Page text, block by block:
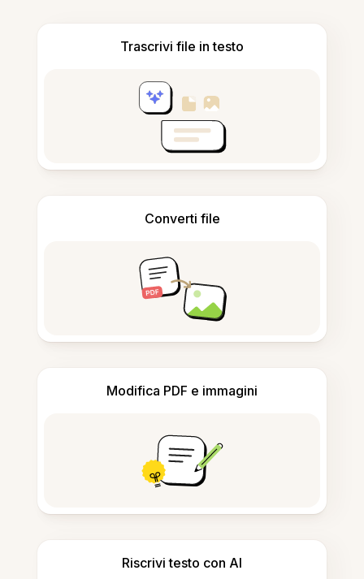
Trascrivi file in testo
Converti file
Modifica PDF e immagini
Riscrivi testo con AI